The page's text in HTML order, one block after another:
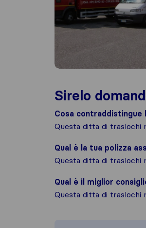
Sirelo
Cosa contraddistingue
Questa ditta di traslochi
Qual è la tua polizza
Questa ditta di traslochi
Qual è il miglior
Questa ditta di traslochi